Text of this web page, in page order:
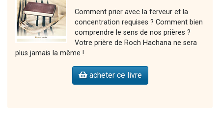
Comment prier avec la ferveur et la
concentration requises ? Comment bien
comprendre le sens de nos prières ?
Votre prière de Roch Hachana ne sera
plus jamais la même !
acheter ce livre